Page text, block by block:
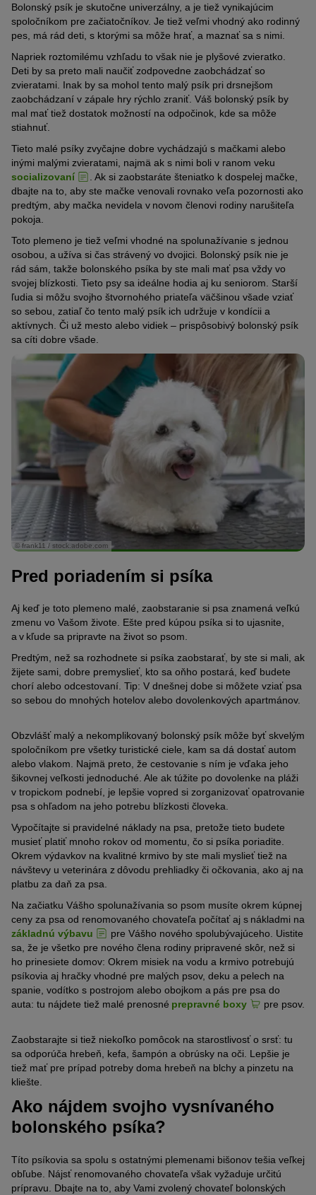
Bolonský psík je skutočne univerzálny, a je tiež vynikajúcim
spoločníkom pre začiatočníkov. Je tiež veľmi vhodný ako rodinný
pes, má rád deti, s ktorými sa môže hrať, a maznať sa s nimi.
Napriek roztomilému vzhľadu to však nie je plyšové zvieratko.
Deti by sa preto mali naučiť zodpovedne zaobchádzať so
zvieratami. Inak by sa mohol tento malý psík pri drsnejšom
zaobchádzaní v zápale hry rýchlo zraniť. Váš bolonský psík by
mal mať tiež dostatok možností na odpočinok, kde sa môže
stiahnuť.
Tieto malé psíky zvyčajne dobre vychádzajú s mačkami alebo
inými malými zvieratami, najmä ak s nimi boli v ranom veku
socializovaní
. Ak si zaobstaráte šteniatko k dospelej mačke,
dbajte na to, aby ste mačke venovali rovnako veľa pozornosti ako
predtým, aby mačka nevidela v novom členovi rodiny narušiteľa
pokoja.
Toto plemeno je tiež veľmi vhodné na spolunažívanie s jednou
osobou, a užíva si čas strávený vo dvojici. Bolonský psík nie je
rád sám, takže bolonského psíka by ste mali mať psa vždy vo
svojej blízkosti. Tieto psy sa ideálne hodia aj ku seniorom. Starší
ľudia si môžu svojho štvornohého priateľa väčšinou všade vziať
so sebou, zatiaľ čo tento malý psík ich udržuje v kondícii a
aktívnych. Či už mesto alebo vidiek – prispôsobivý bolonský psík
sa cíti dobre všade.
© frank11 / stock.adobe.com
Pred poriadením si psíka
Aj keď je toto plemeno malé, zaobstaranie si psa znamená veľkú
zmenu vo Vašom živote. Ešte pred kúpou psíka si to ujasnite,
a v kľude sa pripravte na život so psom.
Predtým, než sa rozhodnete si psíka zaobstarať, by ste si mali, ak
žijete sami, dobre premyslieť, kto sa oňho postará, keď budete
chorí alebo odcestovaní. Tip: V dnešnej dobe si môžete vziať psa
so sebou do mnohých hotelov alebo dovolenkových apartmánov.
Obzvlášť malý a nekomplikovaný bolonský psík môže byť skvelým
spoločníkom pre všetky turistické ciele, kam sa dá dostať autom
alebo vlakom. Najmä preto, že cestovanie s ním je vďaka jeho
šikovnej veľkosti jednoduché. Ale ak túžite po dovolenke na pláži
v tropickom podnebí, je lepšie vopred si zorganizovať opatrovanie
psa s ohľadom na jeho potrebu blízkosti človeka.
Vypočítajte si pravidelné náklady na psa, pretože tieto budete
musieť platiť mnoho rokov od momentu, čo si psíka poriadite.
Okrem výdavkov na kvalitné krmivo by ste mali myslieť tiež na
návštevy u veterinára z dôvodu prehliadky či očkovania, ako aj na
platbu za daň za psa.
Na začiatku Vášho spolunažívania so psom musíte okrem kúpnej
ceny za psa od renomovaného chovateľa počítať aj s nákladmi na
základnú výbavu
pre Vášho nového spolubývajúceho. Uistite
sa, že je všetko pre nového člena rodiny pripravené skôr, než si
ho prinesiete domov: Okrem misiek na vodu a krmivo potrebujú
psíkovia aj hračky vhodné pre malých psov, deku a pelech na
spanie, vodítko s postrojom alebo obojkom a pás pre psa do
auta: tu nájdete tiež malé prenosné prepravné boxy pre psov.
Zaobstarajte si tiež niekoľko pomôcok na starostlivosť o srsť: tu
sa odporúča hrebeň, kefa, šampón a obrúsky na oči. Lepšie je
tiež mať pre prípad potreby doma hrebeň na blchy a pinzetu na
kliešte.
Ako nájdem svojho vysnívaného
bolonského psíka?
Títo psíkovia sa spolu s ostatnými plemenami bišonov tešia veľkej
obľube. Nájsť renomovaného chovateľa však vyžaduje určitú
prípravu. Dbajte na to, aby Vami zvolený chovateľ bolonských